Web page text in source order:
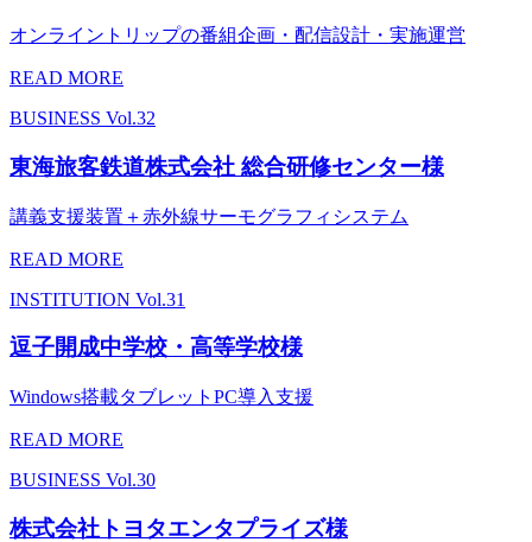
オンライントリップの番組企画・配信設計・実施運営
READ MORE
BUSINESS Vol.32
東海旅客鉄道株式会社 総合研修センター様
講義支援装置＋赤外線サーモグラフィシステム
READ MORE
INSTITUTION Vol.31
逗子開成中学校・高等学校様
Windows搭載タブレットPC導入支援
READ MORE
BUSINESS Vol.30
株式会社トヨタエンタプライズ様